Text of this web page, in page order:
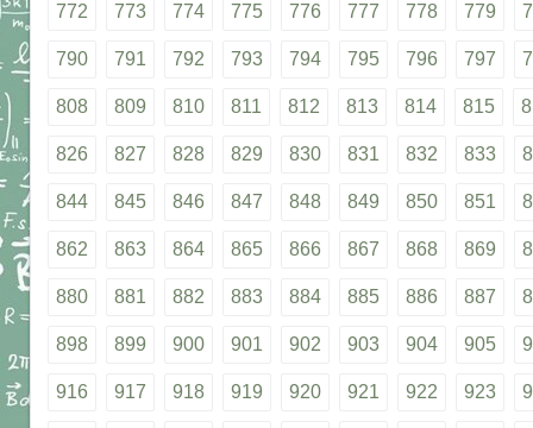
772 773 774 775 776 777 778 779
790 791 792 793 794 795 796 797
808 809 810 811 812 813 814 815
826 827 828 829 830 831 832 833
844 845 846 847 848 849 850 851
862 863 864 865 866 867 868 869
880 881 882 883 884 885 886 887
898 899 900 901 902 903 904 905
916 917 918 919 920 921 922 923